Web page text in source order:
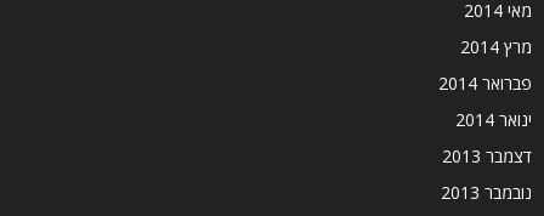
מאי 2014
מרץ 2014
פברואר 2014
ינואר 2014
דצמבר 2013
נובמבר 2013